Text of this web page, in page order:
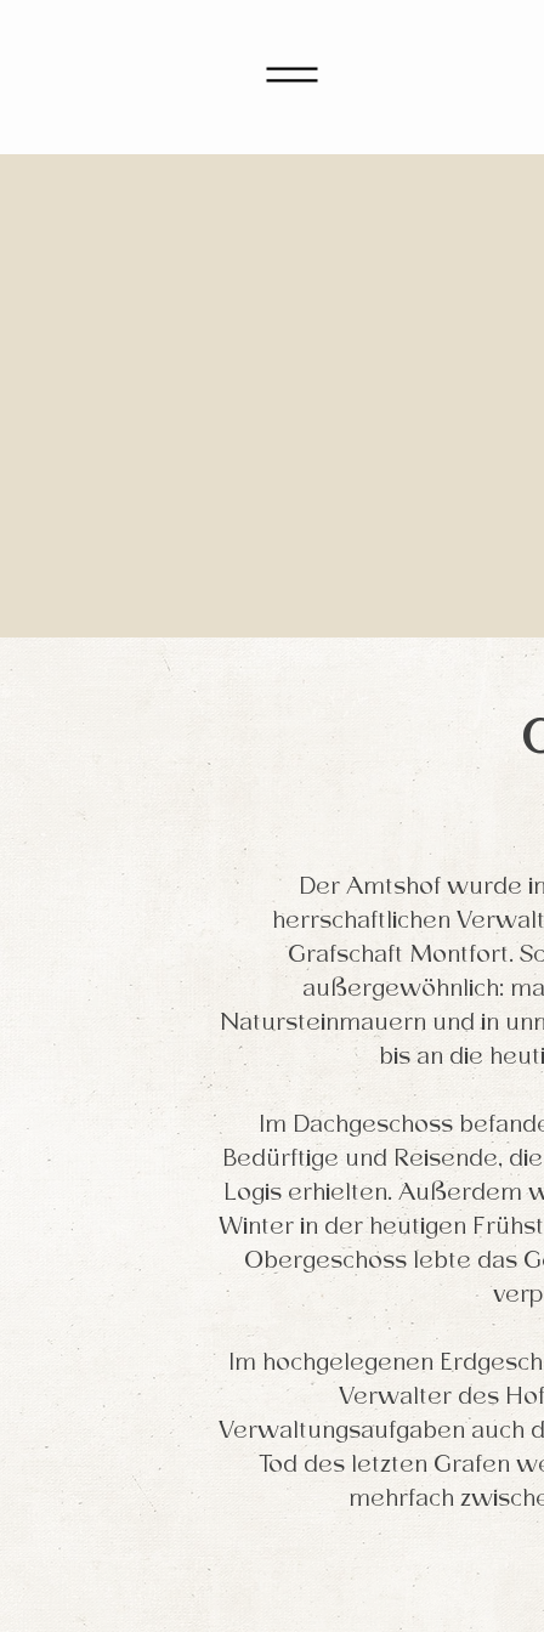
Der Amtshof wurde
herrschaftlichen
Grafschaft Montfort.
außergewöhnlich:
Natursteinmauern und in
bis an die
Im Dachgeschoss
Bedürftige und Reisende,
Logis erhielten. Außerdem
Winter in der heutigen
Obergeschoss lebte das
Im hochgelegenen
Verwalter des
Verwaltungsaufgaben auch
Tod des letzten Grafen
mehrfach